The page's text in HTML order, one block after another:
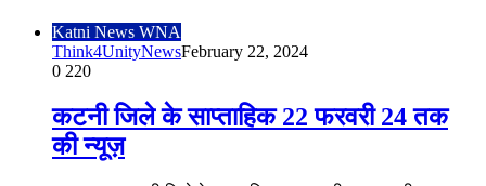
Katni News WNA
Think4UnityNewsFebruary 22, 2024
0 220
कटनी जिले के साप्ताहिक 22 फरवरी 24 तक
की न्यूज़